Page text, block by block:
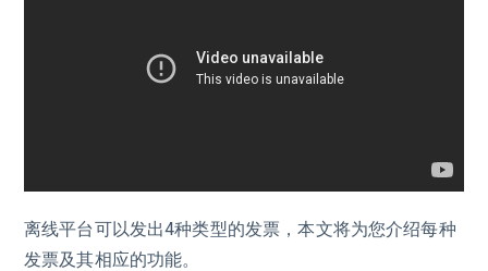
离线平台可以发出4种类型的发票，本文将为您介绍每种
发票及其相应的功能。